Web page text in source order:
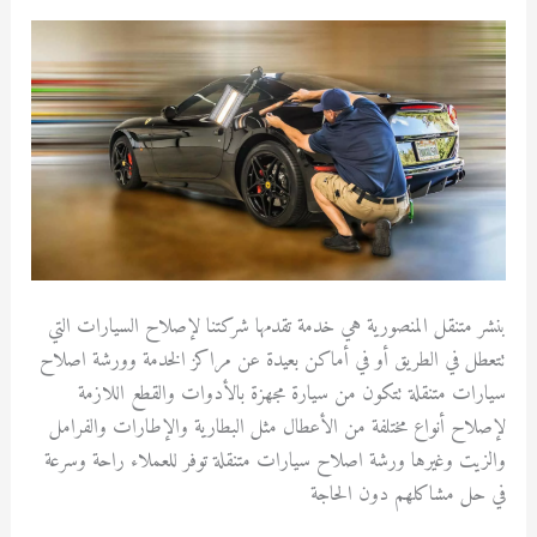
بنشر متنقل المنصورية هي خدمة تقدمها شركتنا لإصلاح السيارات التي
تتعطل في الطريق أو في أماكن بعيدة عن مراكز الخدمة وورشة اصلاح
سيارات متنقلة تتكون من سيارة مجهزة بالأدوات والقطع اللازمة
لإصلاح أنواع مختلفة من الأعطال مثل البطارية والإطارات والفرامل
والزيت وغيرها ورشة اصلاح سيارات متنقلة توفر للعملاء راحة وسرعة
في حل مشاكلهم دون الحاجة
المنصورية